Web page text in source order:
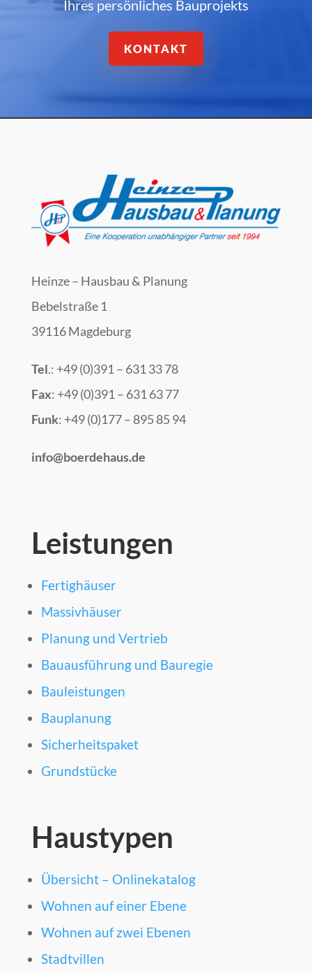
Ihres persönliches Bauprojekts
KONTAKT
Heinze – Hausbau & Planung
Bebelstraße 1
39116 Magdeburg
Tel.: +49 (0)391 – 631 33 78
Fax: +49 (0)391 – 631 63 77
Funk: +49 (0)177 – 895 85 94
info@boerdehaus.de
Leistungen
Fertighäuser
Massivhäuser
Planung und Vertrieb
Bauausführung und Bauregie
Bauleistungen
Bauplanung
Sicherheitspaket
Grundstücke
Haustypen
Übersicht – Onlinekatalog
Wohnen auf einer Ebene
Wohnen auf zwei Ebenen
Stadtvillen